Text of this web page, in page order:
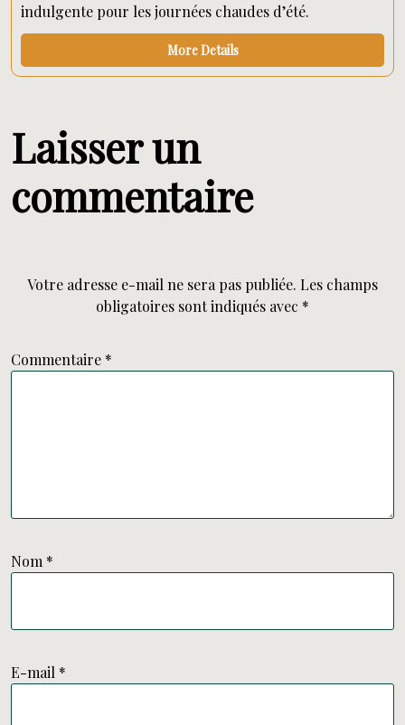
indulgente pour les journées chaudes d’été.
More Details
Laisser un
commentaire
Votre adresse e-mail ne sera pas publiée. Les champs
obligatoires sont indiqués avec *
Commentaire *
Nom *
E-mail *